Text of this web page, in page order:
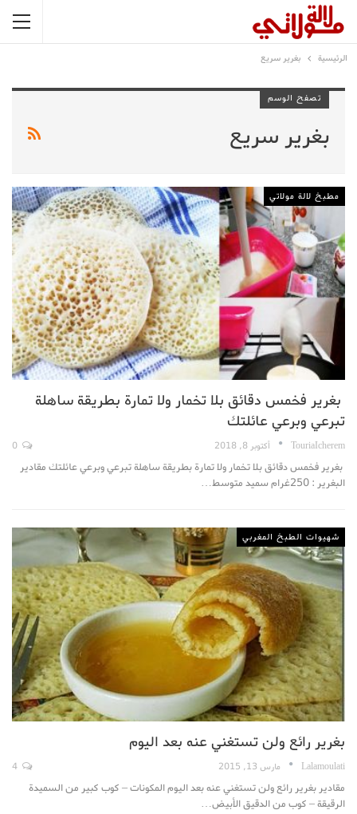
الرئيسية بغرير سريع
تصفح الوسم
بغرير سريع
مطبخ لالة مولاتي
بغرير فخمس دقائق بلا تخمار ولا تمارة بطريقة ساهلة
تبرعي وبرعي عائلتك
TouriaIcherem أكتوبر 8, 2018
بغرير فخمس دقائق بلا تخمار ولا تمارة بطريقة ساهلة تبرعي وبرعي عائلتك مقادير
البغرير : 250غرام سميد متوسط…
شهيوات الطبخ المغربي
بغرير رائع ولن تستغني عنه بعد اليوم
Lalamoulati مارس 13, 2015
مقادير بغرير رائع ولن تستغني عنه بعد اليوم المكونات – كوب كبير من السميدة
الرقيقة – كوب من الدقيق الأبيض…